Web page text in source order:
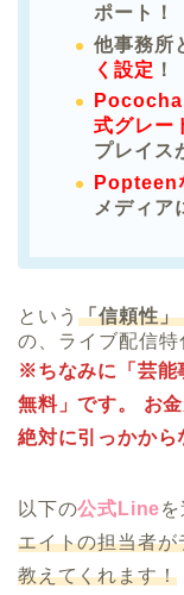
ポート！
他事務所
く設定 ！
Pococha
式グレー
プレイス
Popteen
メディア
という 「信頼性
の、ライブ配信特
※ちなみに「芸能
無料」です。 お
絶対に引っかから
以下の公式Line
エイトの担当者
教えてくれます！